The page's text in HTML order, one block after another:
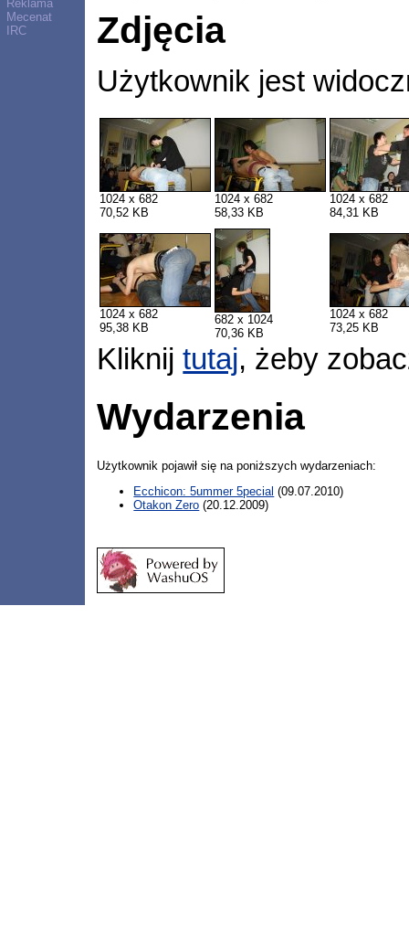
Reklama
Mecenat
IRC
Zdjęcia
Użytkownik jest
1024 x 682
70,52 KB
1024 x 682
58,33 KB
1024 x 682
84,31 KB
1024 x 682
95,38 KB
682 x 1024
70,36 KB
1024 x 682
73,25 KB
Kliknijtutaj, żeby
Wydarzenia
Użytkownik pojawił się na poniższych wydarzeniach:
Ecchicon: 5ummer 5pecial (09.07.2010)
Otakon Zero (20.12.2009)